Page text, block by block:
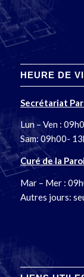
HEURE DE
Secrétariat
Lun – Ven :
Sam: 09h00-
Curé de la
Mar – Mer :
Autres jours: